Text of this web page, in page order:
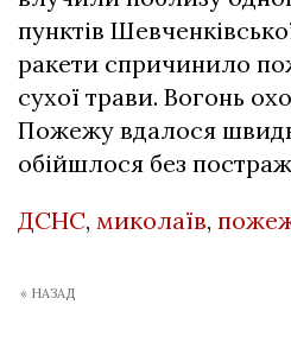
пунктів
ракети спричинило
сухої трави. Вогонь
Пожежу вдалося
обійшлося без
ДСНС, миколаїв,
« НАЗАД